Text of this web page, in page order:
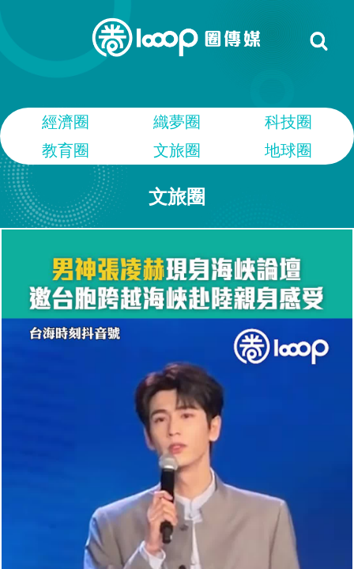
經濟圈 織夢圈
科技圈
教育圈
文旅圈 地球圈
文旅圈